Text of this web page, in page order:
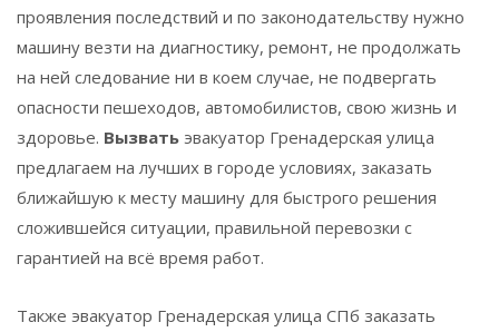
проявления последствий и по законодательству нужно
машину везти на диагностику, ремонт, не продолжать
на ней следование ни в коем случае, не подвергать
опасности пешеходов, автомобилистов, свою жизнь и
здоровье. Вызвать эвакуатор Гренадерская улица
предлагаем на лучших в городе условиях, заказать
ближайшую к месту машину для быстрого решения
сложившейся ситуации, правильной перевозки с
гарантией на всё время работ.
Также эвакуатор Гренадерская улица СПб заказать